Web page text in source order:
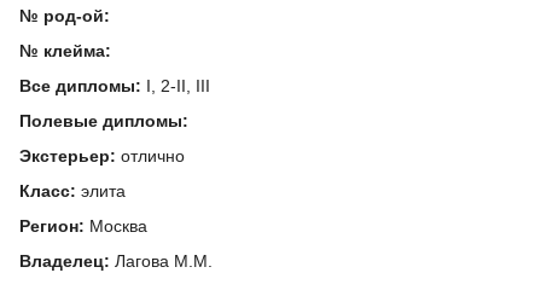
№ род-ой:
№ клейма:
Все дипломы: I, 2-II, III
Полевые дипломы:
Экстерьер: отлично
Класс: элита
Регион: Москва
Владелец: Лагова М.М.